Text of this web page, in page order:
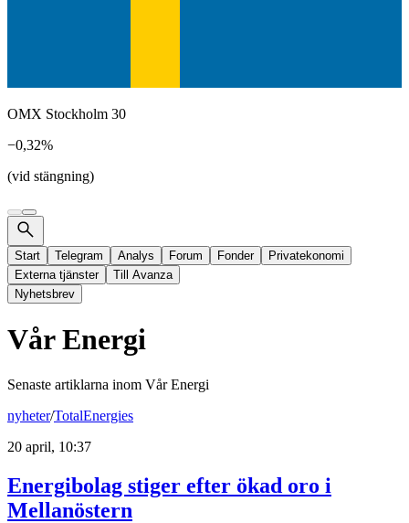
OMX Stockholm 30
−0,32%
(vid stängning)
Start Telegram Analys Forum Fonder
Privatekonomi
Externa tjänster
Till Avanza
Nyhetsbrev
Vår Energi
Senaste artiklarna inom Vår Energi
nyheter/TotalEnergies
20 april, 10:37
Energibolag stiger efter ökad oro i
Mellanöstern